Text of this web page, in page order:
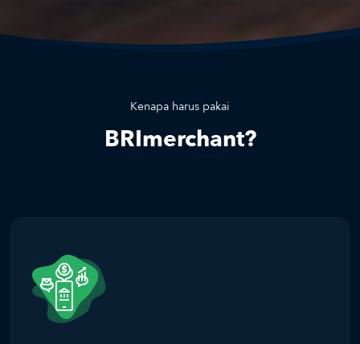
Kenapa harus pakai
BRImerchant?